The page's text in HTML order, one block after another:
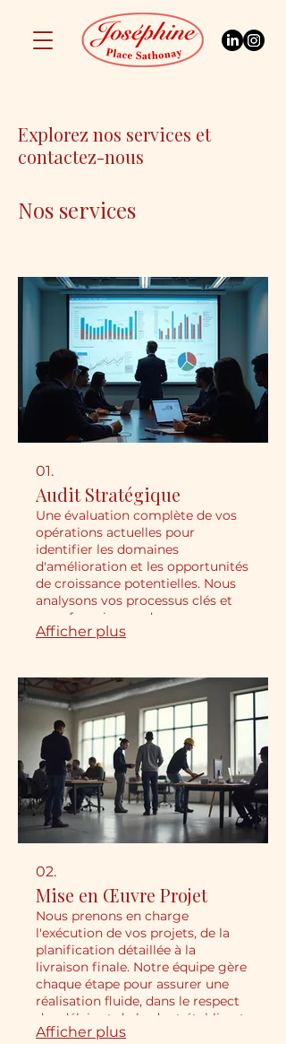
Explorez nos services et
contactez-nous
Nos services
01.
Audit Stratégique
Une évaluation complète de vos
opérations actuelles pour
identifier les domaines
d'amélioration et les opportunités
de croissance potentielles. Nous
analysons vos processus clés et
vous fournissons des
recommandations concrètes pour
Afficher plus
02.
Mise en Œuvre Projet
Nous prenons en charge
l'exécution de vos projets, de la
planification détaillée à la
livraison finale. Notre équipe gère
chaque étape pour assurer une
réalisation fluide, dans le respect
des délais et du budget établis, et
une qualité optimale.
Afficher plus